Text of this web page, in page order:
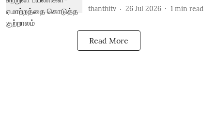
thanthitv 26 Jul 2026 1 min read
Read More